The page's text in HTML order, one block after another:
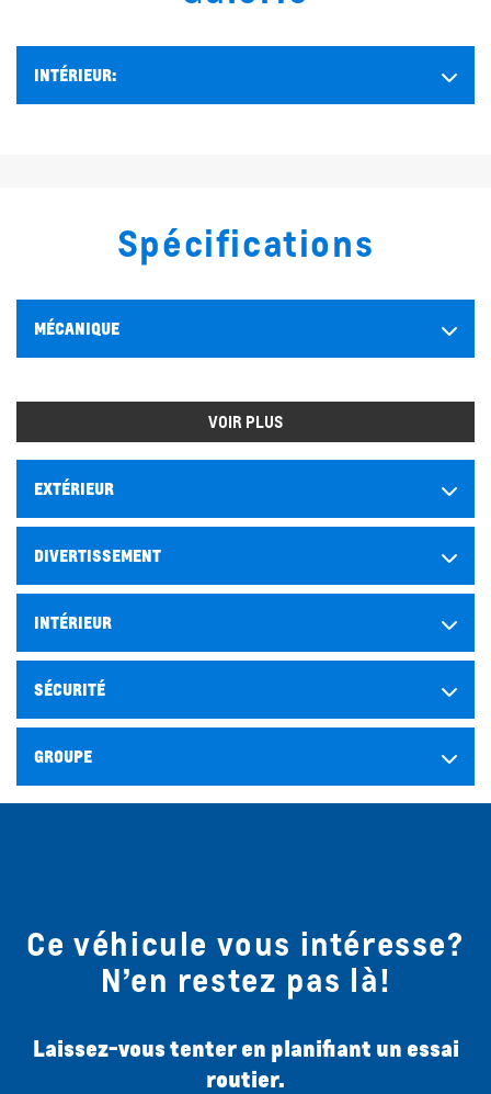
INTÉRIEUR:
Spécifications
MÉCANIQUE
VOIR PLUS
EXTÉRIEUR
DIVERTISSEMENT
INTÉRIEUR
SÉCURITÉ
GROUPE
Ce véhicule vous intéresse?
N’en restez pas là!
Laissez-vous tenter en planifiant un essai
routier.